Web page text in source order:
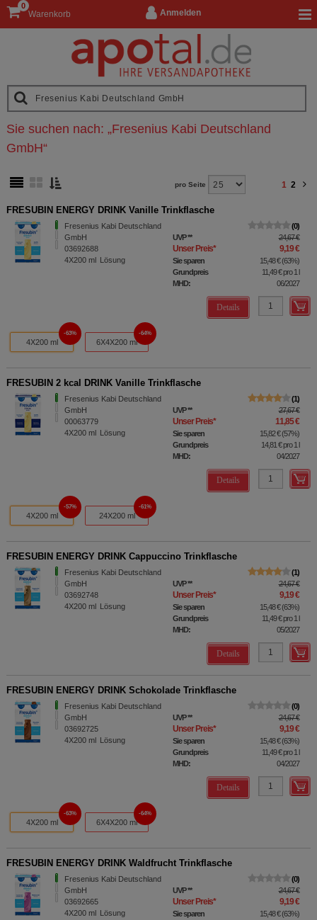
Anmelden
Warenkorb
0
Sie suchen nach: „Fresenius Kabi Deutschland
GmbH“
pro Seite 1 2
FRESUBIN ENERGY DRINK Vanille Trinkflasche
Fresenius Kabi Deutschland
GmbH
03692688
4X200 ml Lösung
0
UVP** 24,67 €
Unser Preis* 9,19 €
Sie sparen 15,48 €(63%)
Grundpreis
11,49 €pro 1 l
MHD:
06/2027
Details
4X200 ml
63%
6X4X200 ml
64%
FRESUBIN 2 kcal DRINK Vanille Trinkflasche
Fresenius Kabi Deutschland
GmbH
00063779
4X200 ml Lösung
1
UVP** 27,67 €
Unser Preis* 11,85 €
Sie sparen 15,82 €(57%)
Grundpreis
14,81 €pro 1 l
MHD:
04/2027
Details
4X200 ml
57%
24X200 ml
61%
FRESUBIN ENERGY DRINK Cappuccino Trinkflasche
Fresenius Kabi Deutschland
GmbH
03692748
4X200 ml Lösung
1
UVP** 24,67 €
Unser Preis* 9,19 €
Sie sparen 15,48 €(63%)
Grundpreis
11,49 €pro 1 l
MHD:
05/2027
Details
FRESUBIN ENERGY DRINK Schokolade Trinkflasche
Fresenius Kabi Deutschland
GmbH
03692725
4X200 ml Lösung
0
UVP** 24,67 €
Unser Preis* 9,19 €
Sie sparen 15,48 €(63%)
Grundpreis
11,49 €pro 1 l
MHD:
04/2027
Details
4X200 ml
63%
6X4X200 ml
64%
FRESUBIN ENERGY DRINK Waldfrucht Trinkflasche
Fresenius Kabi Deutschland
GmbH
03692665
4X200 ml Lösung
0
UVP** 24,67 €
Unser Preis* 9,19 €
Sie sparen 15,48 €(63%)